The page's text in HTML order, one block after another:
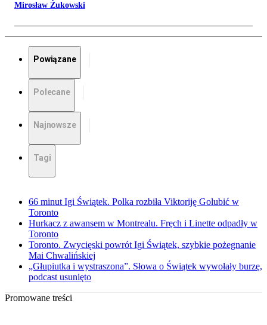
Mirosław Żukowski
Powiązane
Polecane
Najnowsze
Tagi
66 minut Igi Świątek. Polka rozbiła Viktoriję Golubić w
Toronto
Hurkacz z awansem w Montrealu. Fręch i Linette odpadły w
Toronto
Toronto. Zwycięski powrót Igi Świątek, szybkie pożegnanie
Mai Chwalińskiej
„Głupiutka i wystraszona”. Słowa o Świątek wywołały burzę,
podcast usunięto
Promowane treści